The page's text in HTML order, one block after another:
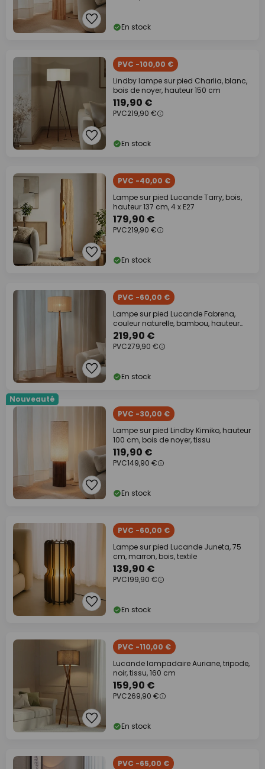
En stock
PVC -100,00 €
Lindby lampe sur pied Charlia, blanc,
bois de noyer, hauteur 150 cm
119,90 €
PVC219,90 €
En stock
PVC -40,00 €
Lampe sur pied Lucande Tarry, bois,
hauteur 137 cm, 4 x E27
179,90 €
PVC219,90 €
En stock
PVC -60,00 €
Lampe sur pied Lucande Fabrena,
couleur naturelle, bambou, hauteur
138 cm
219,90 €
PVC279,90 €
En stock
Nouveauté
PVC -30,00 €
Lampe sur pied Lindby Kimiko, hauteur
100 cm, bois de noyer, tissu
119,90 €
PVC149,90 €
En stock
PVC -60,00 €
Lampe sur pied Lucande Juneta, 75
cm, marron, bois, textile
139,90 €
PVC199,90 €
En stock
PVC -110,00 €
Lucande lampadaire Auriane, tripode,
noir, tissu, 160 cm
159,90 €
PVC269,90 €
En stock
PVC -65,00 €